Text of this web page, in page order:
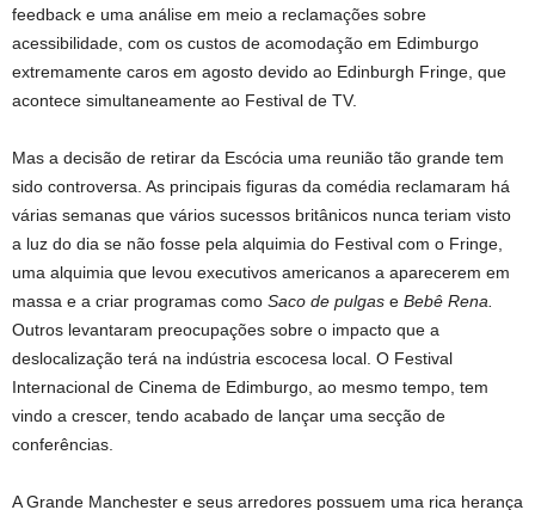
feedback e uma análise em meio a reclamações sobre
acessibilidade, com os custos de acomodação em Edimburgo
extremamente caros em agosto devido ao Edinburgh Fringe, que
acontece simultaneamente ao Festival de TV.
Mas a decisão de retirar da Escócia uma reunião tão grande tem
sido controversa. As principais figuras da comédia reclamaram há
várias semanas que vários sucessos britânicos nunca teriam visto
a luz do dia se não fosse pela alquimia do Festival com o Fringe,
uma alquimia que levou executivos americanos a aparecerem em
massa e a criar programas como Saco de pulgas e Bebê Rena.
Outros levantaram preocupações sobre o impacto que a
deslocalização terá na indústria escocesa local. O Festival
Internacional de Cinema de Edimburgo, ao mesmo tempo, tem
vindo a crescer, tendo acabado de lançar uma secção de
conferências.
A Grande Manchester e seus arredores possuem uma rica herança